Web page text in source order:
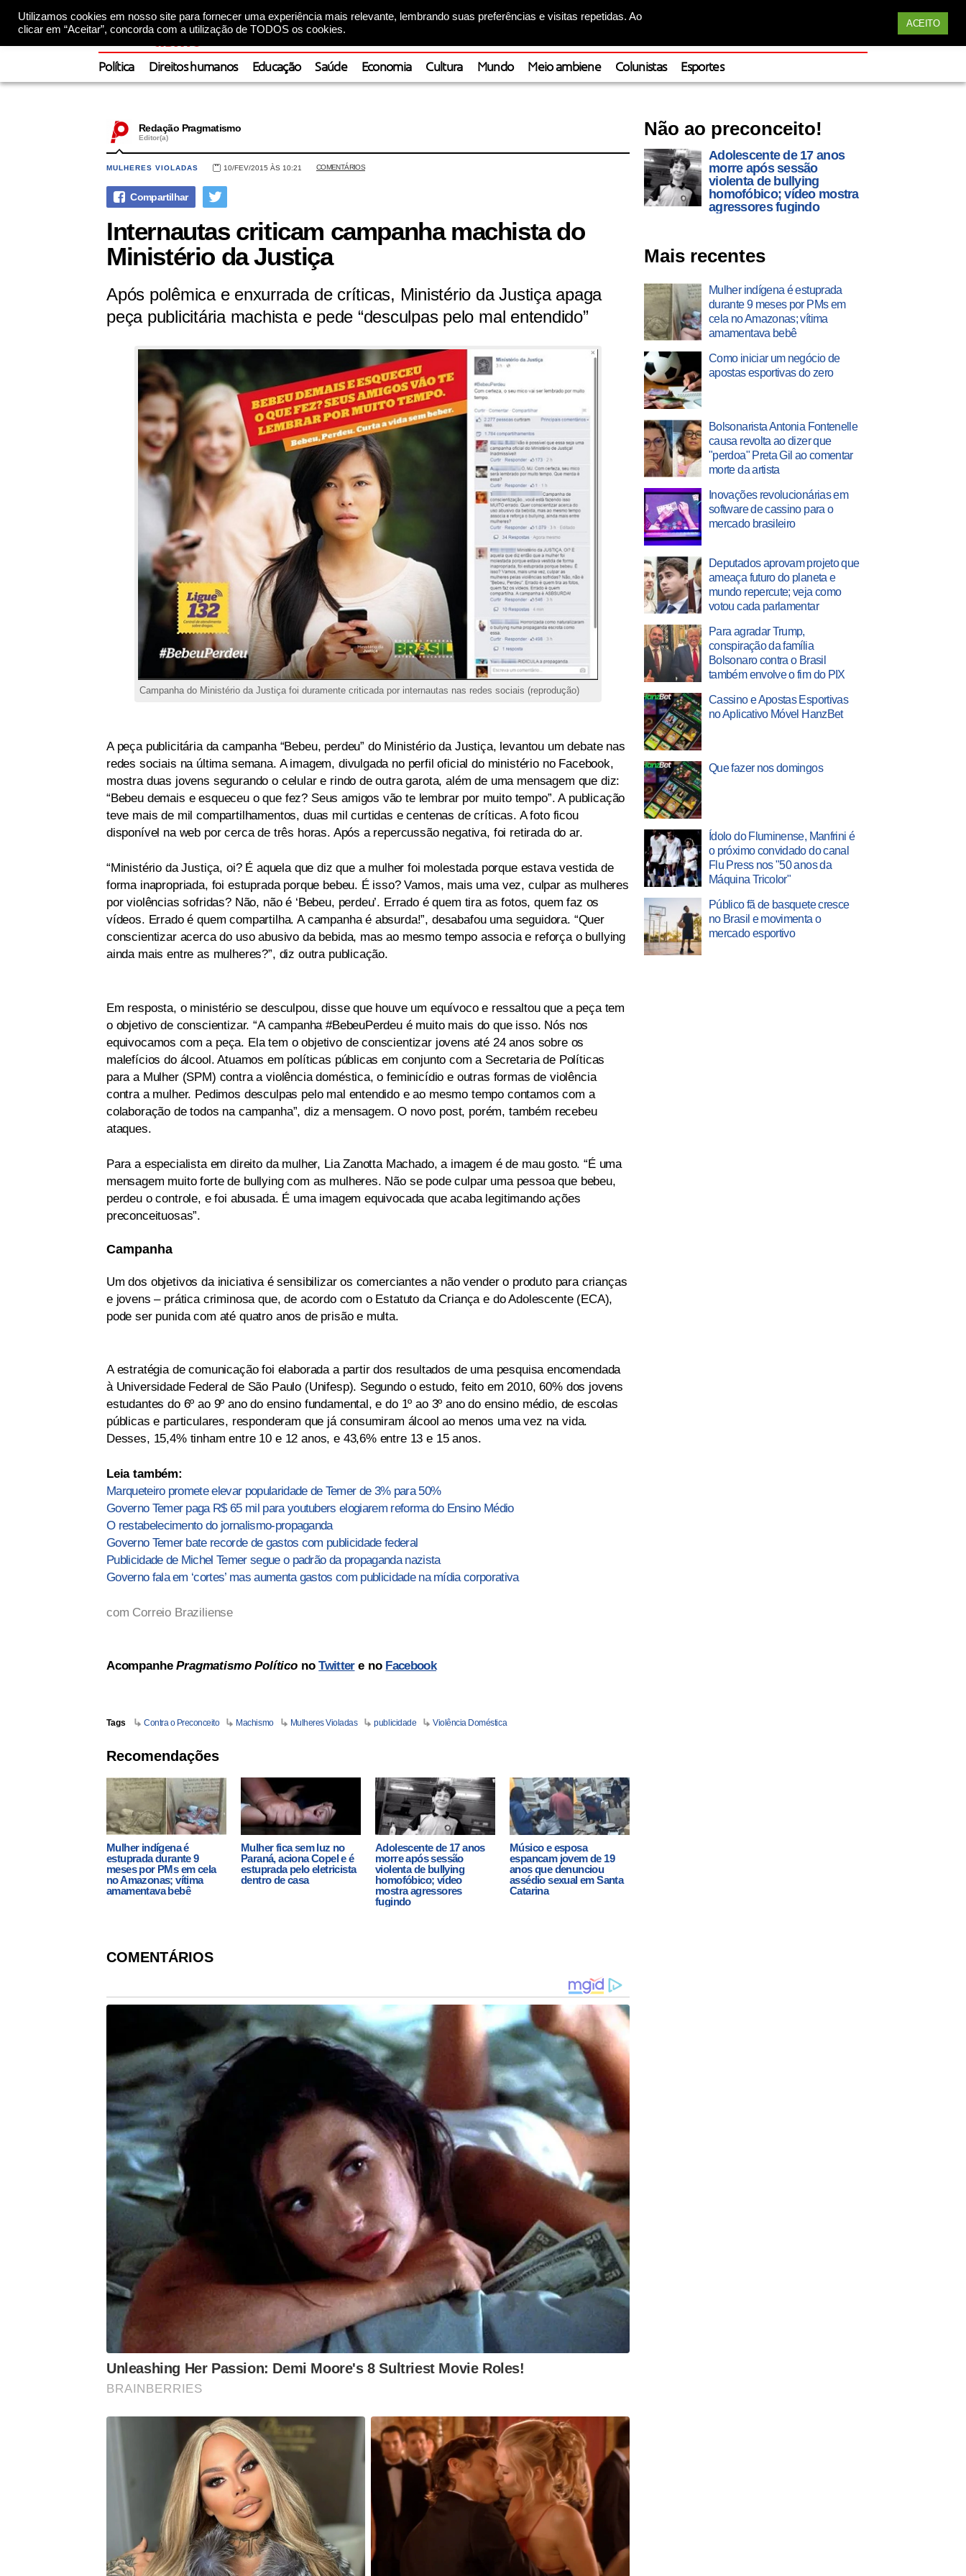
Utilizamos cookies em nosso site para fornecer uma experiência mais relevante, lembrando suas preferências e visitas repetidas. Ao
clicar em “Aceitar”, concorda com a utilização de TODOS os cookies.
ACEITO
Política Direitos humanos Educação Saúde Economia Cultura Mundo Meio ambiene Colunistas Esportes
Redação Pragmatismo
Editor(a)
MULHERES VIOLADAS 10/FEV/2015 ÀS 10:21 COMENTÁRIOS
Internautas criticam campanha machista do
Ministério da Justiça
Após polêmica e enxurrada de críticas, Ministério da Justiça apaga
peça publicitária machista e pede “desculpas pelo mal entendido”
Campanha do Ministério da Justiça foi duramente criticada por internautas nas redes sociais (reprodução)
A peça publicitária da campanha “Bebeu, perdeu” do Ministério da Justiça, levantou um debate nas
redes sociais na última semana. A imagem, divulgada no perfil oficial do ministério no Facebook,
mostra duas jovens segurando o celular e rindo de outra garota, além de uma mensagem que diz:
“Bebeu demais e esqueceu o que fez? Seus amigos vão te lembrar por muito tempo”. A publicação
teve mais de mil compartilhamentos, duas mil curtidas e centenas de críticas. A foto ficou
disponível na web por cerca de três horas. Após a repercussão negativa, foi retirada do ar.
“Ministério da Justiça, oi? É aquela que diz que a mulher foi molestada porque estava vestida de
forma inapropriada, foi estuprada porque bebeu. É isso? Vamos, mais uma vez, culpar as mulheres
por violências sofridas? Não, não é ‘Bebeu, perdeu’. Errado é quem tira as fotos, quem faz os
vídeos. Errado é quem compartilha. A campanha é absurda!”, desabafou uma seguidora. “Quer
conscientizar acerca do uso abusivo da bebida, mas ao mesmo tempo associa e reforça o bullying
ainda mais entre as mulheres?”, diz outra publicação.
Em resposta, o ministério se desculpou, disse que houve um equívoco e ressaltou que a peça tem
o objetivo de conscientizar. “A campanha #‎BebeuPerdeu é muito mais do que isso. Nós nos
equivocamos com a peça. Ela tem o objetivo de conscientizar jovens até 24 anos sobre os
malefícios do álcool. Atuamos em políticas públicas em conjunto com a Secretaria de Políticas
para a Mulher (SPM) contra a violência doméstica, o feminicídio e outras formas de violência
contra a mulher. Pedimos desculpas pelo mal entendido e ao mesmo tempo contamos com a
colaboração de todos na campanha”, diz a mensagem. O novo post, porém, também recebeu
ataques.
Para a especialista em direito da mulher, Lia Zanotta Machado, a imagem é de mau gosto. “É uma
mensagem muito forte de bullying com as mulheres. Não se pode culpar uma pessoa que bebeu,
perdeu o controle, e foi abusada. É uma imagem equivocada que acaba legitimando ações
preconceituosas”.
Campanha
Um dos objetivos da iniciativa é sensibilizar os comerciantes a não vender o produto para crianças
e jovens – prática criminosa que, de acordo com o Estatuto da Criança e do Adolescente (ECA),
pode ser punida com até quatro anos de prisão e multa.
A estratégia de comunicação foi elaborada a partir dos resultados de uma pesquisa encomendada
à Universidade Federal de São Paulo (Unifesp). Segundo o estudo, feito em 2010, 60% dos jovens
estudantes do 6º ao 9º ano do ensino fundamental, e do 1º ao 3º ano do ensino médio, de escolas
públicas e particulares, responderam que já consumiram álcool ao menos uma vez na vida.
Desses, 15,4% tinham entre 10 e 12 anos, e 43,6% entre 13 e 15 anos.
Leia também:
Marqueteiro promete elevar popularidade de Temer de 3% para 50%
Governo Temer paga R$ 65 mil para youtubers elogiarem reforma do Ensino Médio
O restabelecimento do jornalismo-propaganda
Governo Temer bate recorde de gastos com publicidade federal
Publicidade de Michel Temer segue o padrão da propaganda nazista
Governo fala em ‘cortes’ mas aumenta gastos com publicidade na mídia corporativa
com Correio Braziliense
AcompanhePragmatismo PolíticonoTwittere no Facebook
Tags Contra o Preconceito Machismo Mulheres Violadas publicidade Violência Doméstica
Recomendações
Mulher indígena é
estuprada durante 9
meses por PMs em cela
no Amazonas; vítima
amamentava bebê
Mulher fica sem luz no
Paraná, aciona Copel e é
estuprada pelo eletricista
dentro de casa
Adolescente de 17 anos
morre após sessão
violenta de bullying
homofóbico; vídeo
mostra agressores
fugindo
Músico e esposa
espancam jovem de 19
anos que denunciou
assédio sexual em Santa
Catarina
COMENTÁRIOS
Não ao preconceito!
Adolescente de 17 anos
morre após sessão
violenta de bullying
homofóbico; vídeo mostra
agressores fugindo
Mais recentes
Mulher indígena é estuprada
durante 9 meses por PMs em
cela no Amazonas; vítima
amamentava bebê
Como iniciar um negócio de
apostas esportivas do zero
Bolsonarista Antonia Fontenelle
causa revolta ao dizer que
"perdoa" Preta Gil ao comentar
morte da artista
Inovações revolucionárias em
software de cassino para o
mercado brasileiro
Deputados aprovam projeto que
ameaça futuro do planeta e
mundo repercute; veja como
votou cada parlamentar
Para agradar Trump,
conspiração da família
Bolsonaro contra o Brasil
também envolve o fim do PIX
Cassino e Apostas Esportivas
no Aplicativo Móvel HanzBet
Que fazer nos domingos
Ídolo do Fluminense, Manfrini é
o próximo convidado do canal
Flu Press nos "50 anos da
Máquina Tricolor"
Público fã de basquete cresce
no Brasil e movimenta o
mercado esportivo